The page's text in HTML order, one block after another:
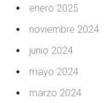
enero 2025
noviembre 2024
junio 2024
mayo 2024
marzo 2024